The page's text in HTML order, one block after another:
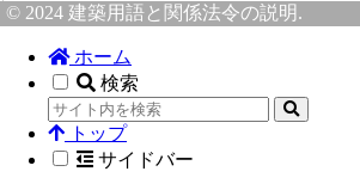
© 2024 建築用語と関係法令の説明.
ホーム
検索
トップ
サイドバー